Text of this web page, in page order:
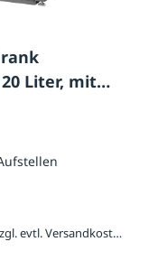
Liter, mit
3.474,80 € / Stück inkl. 19 % MwSt., zzgl. evtl. Versandkosten